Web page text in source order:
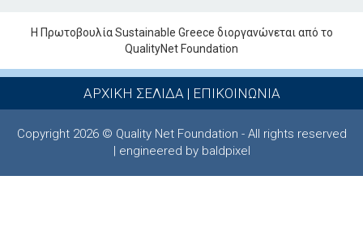
Η Πρωτοβουλία Sustainable Greece διοργανώνεται από το
QualityNet Foundation
ΑΡΧΙΚΗ ΣΕΛΙΔΑ| ΕΠΙΚΟΙΝΩΝΙΑ
Copyright 2026 © Quality Net Foundation - All rights reserved
| engineered by baldpixel